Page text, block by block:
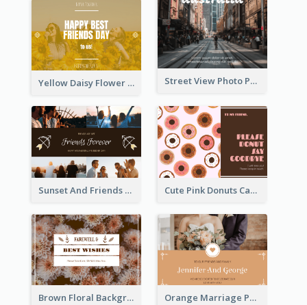
Street View Photo Post Card
Yellow Daisy Flower Friendship Forever Postcard
Sunset And Friends Photo Friendship Postcard Cute Pink Donuts Cartoon Farewell Postcard
Brown Floral Background Farewell Postcard Orange Marriage Photo Celebration Postcard